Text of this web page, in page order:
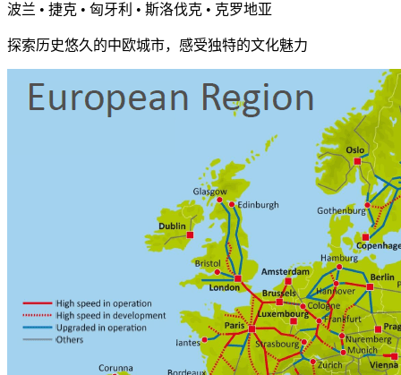
波兰 • 捷克 • 匈牙利 • 斯洛伐克 • 克罗地亚
探索历史悠久的中欧城市，感受独特的文化魅力